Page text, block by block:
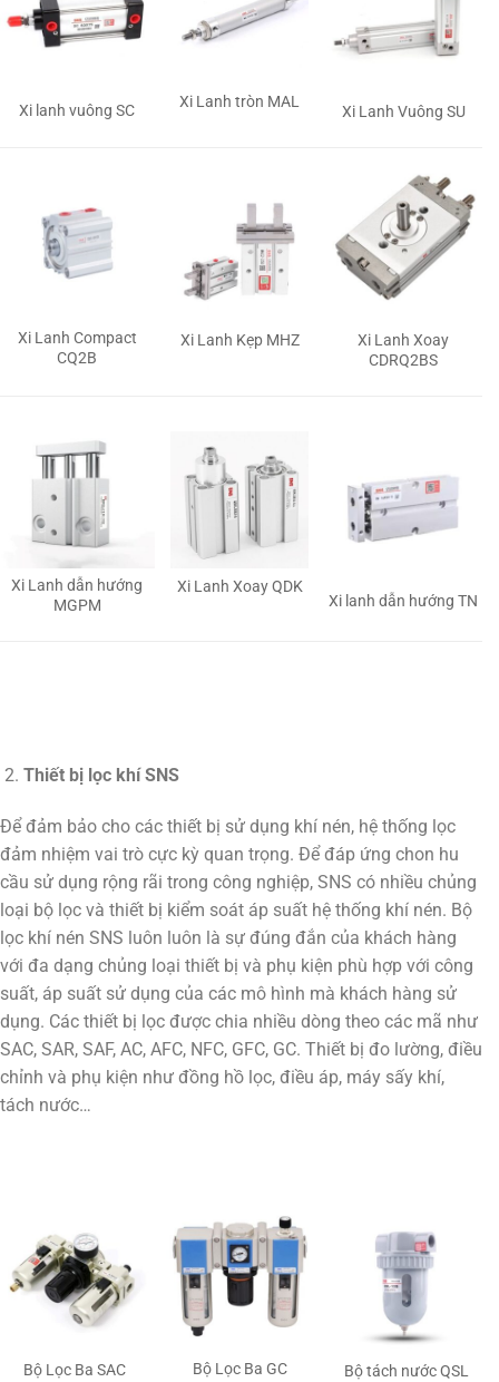
Xi lanh vuông SC Xi Lanh tròn MAL
Xi Lanh Vuông SU
Xi Lanh Compact
CQ2B
Xi Lanh Kẹp MHZ
Xi Lanh Xoay
CDRQ2BS
Xi Lanh dẫn hướng
MGPM
Xi Lanh Xoay QDK
Xi lanh dẫn hướng TN
Thiết bị lọc khí SNS
Để đảm bảo cho các thiết bị sử dụng khí nén, hệ thống lọc
đảm nhiệm vai trò cực kỳ quan trọng. Để đáp ứng chon hu
cầu sử dụng rộng rãi trong công nghiệp, SNS có nhiều chủng
loại bộ lọc và thiết bị kiểm soát áp suất hệ thống khí nén. Bộ
lọc khí nén SNS luôn luôn là sự đúng đắn của khách hàng
với đa dạng chủng loại thiết bị và phụ kiện phù hợp với công
suất, áp suất sử dụng của các mô hình mà khách hàng sử
dụng. Các thiết bị lọc được chia nhiều dòng theo các mã như
SAC, SAR, SAF, AC, AFC, NFC, GFC, GC. Thiết bị đo lường, điều
chỉnh và phụ kiện như đồng hồ lọc, điều áp, máy sấy khí,
tách nước…
Bộ Lọc Ba SAC Bộ Lọc Ba GC Bộ tách nước QSL